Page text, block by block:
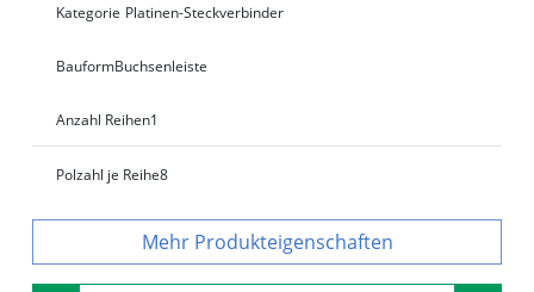
Kategorie Platinen-Steckverbinder
BauformBuchsenleiste
Anzahl Reihen1
Polzahl je Reihe8
Produkteigenschaften